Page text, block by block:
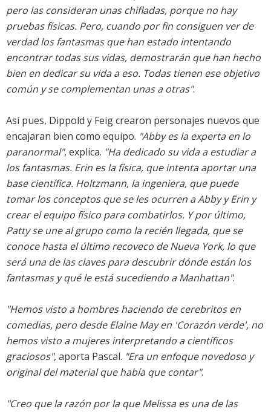
pero las consideran unas chifladas, porque no hay
pruebas físicas. Pero, cuando por fin consiguen ver de
verdad los fantasmas que han estado intentando
encontrar todas sus vidas, demostrarán que han hecho
bien en dedicar su vida a eso. Todas tienen ese objetivo
común y se complementan unas a otras".
Así pues, Dippold y Feig crearon personajes nuevos que
encajaran bien como equipo. "Abby es la experta en lo
paranormal", explica. "Ha dedicado su vida a estudiar a
los fantasmas. Erin es la física, que intenta aportar una
base científica. Holtzmann, la ingeniera, que puede
tomar los conceptos que se les ocurren a Abby y Erin y
crear el equipo físico para combatirlos. Y por último,
Patty se une al grupo como la recién llegada, que se
conoce hasta el último recoveco de Nueva York, lo que
será una de las claves para descubrir dónde están los
fantasmas y qué le está sucediendo a Manhattan".
"Hemos visto a hombres haciendo de cerebritos en
comedias, pero desde Elaine May en 'Corazón verde', no
hemos visto a mujeres interpretando a científicos
graciosos", aporta Pascal. "Era un enfoque novedoso y
original del material que había que contar".
"Creo que la razón por la que Melissa es una de las